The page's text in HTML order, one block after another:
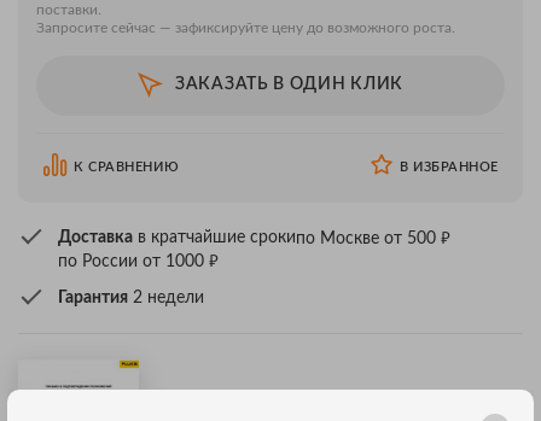
поставки.
Запросите сейчас — зафиксируйте цену до возможного роста.
ЗАКАЗАТЬ В ОДИН КЛИК
К СРАВНЕНИЮ В ИЗБРАННОЕ
Доставка в кратчайшие срокипо Москве от 500 ₽
по России от 1000 ₽
Гарантия 2 недели